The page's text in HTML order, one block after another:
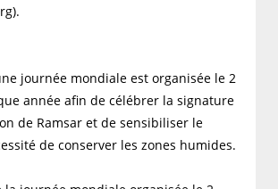
journée mondiale est organisée le 2
année afin de célébrer la signature
de Ramsar et de sensibiliser le
de conserver les zones humides.